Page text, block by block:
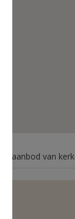
aanbod van